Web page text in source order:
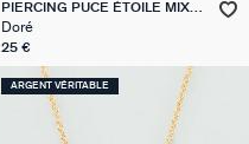
PIERCING PUCE ÉTOILE MIX &
MATCH
Doré
25 €
ARGENT VÉRITABLE